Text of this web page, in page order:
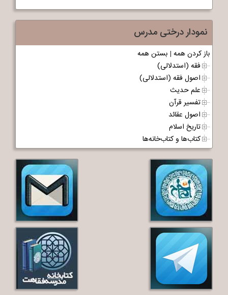
نمودار درختی مدرس
باز کردن همه | بستن همه
فقه (استدلالی)
اصول فقه (استدلالی)
علم حدیث
تفسیر قرآن
اصول عقائد
تاریخ اسلام
کتاب‌ها و کتاب‌خانه‌ها